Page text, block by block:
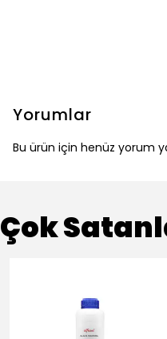
Yorumlar
Bu ürün için henüz yorum
Çok